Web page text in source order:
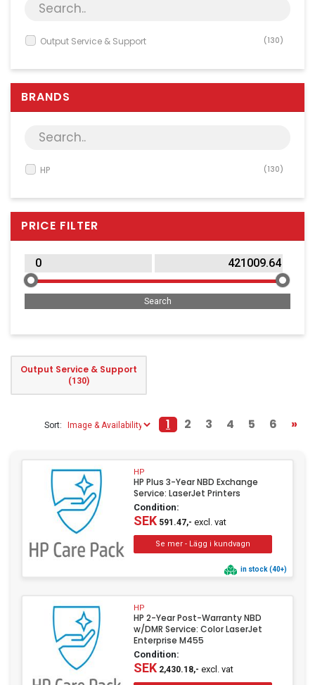
Server & Storage
Supplies
AV & Multimedia
Office Supplies
Phones & PBX
Network Equipment
Printers & Accessories
Clothing
Beauty & Healthcare
Output Service & Support (130)
BRANDS
HP (130)
PRICE FILTER
Output Service & Support
(130)
Sort: 1 2 3 4 5 6 »
HP
HP Plus 3-Year NBD Exchange
Service: LaserJet Printers
Condition:
SEK591.47,- excl. vat
in stock (40+)
HP
HP 2-Year Post-Warranty NBD
w/DMR Service: Color LaserJet
Enterprise M455
Condition:
SEK2,430.18,- excl. vat